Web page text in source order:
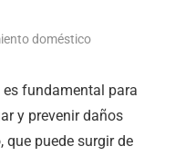
doméstico
fundamental para
y prevenir daños
que puede surgir de